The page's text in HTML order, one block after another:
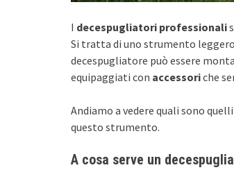
I decespugliatori professionali
Si tratta di uno strumento
decespugliatore può essere
equipaggiati con accessoriche
Andiamo a vedere quali sono
questo strumento.
A cosa serve un